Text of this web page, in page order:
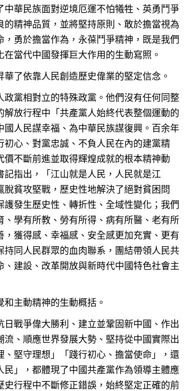
中華民族面對逆境厄運不怕犧牲、英勇鬥爭
精神品質，並將堅持原則、敢於擔當視為
勇於擔當作為，永葆鬥爭精神，既是我們
當代中國發揮巨大作用的生動寫照。
了依靠人民創造歷史偉業的堅定信念。
黨相對立的特殊政黨。他們沒有任何同整
放行程中「共產黨人始終代表整個運動的
人民謀幸福、為中華民族謀復興。百余年
心、對黨忠誠、不負人民在內的建黨精
不斷前進並取得輝煌成就的根本精神動
指出，「江山就是人民，人民就是江
貧攻堅戰，歷史性地解決了絕對貧困問
發生歷史性、轉折性、全域性變化；我們
學有所教、勞有所得、病有所醫、老有所
獲得感、幸福感、安全感更加充實、更有
同人民群眾的血肉聯系，團結帶領人民共
建設、改革開放與新時代中國特色社會主
主動精神的生動概括。
戰爭偉大勝利、建立並鞏固新中國、作出
、順應世界發展大勢、堅持從中國實際出
堅守理想」「踐行初心、擔當使命」，還
」，都體現了中國共產黨作為領導主體應
行程中不斷修正錯誤，始終堅定正確的前